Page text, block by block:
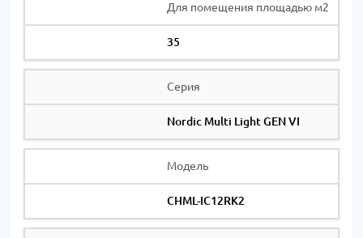
Для помещения площадью м2
35
Серия
Nordic Multi Light GEN VI
Модель
CHML-IC12RK2